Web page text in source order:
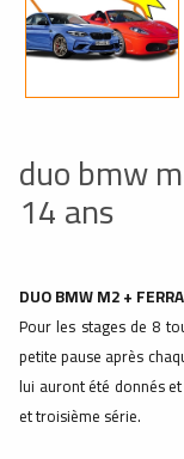
duo bmw
14 ans
DUO BMW M2 +
Pour les stages de 8
petite pause après
lui auront été donnés
et troisième série.